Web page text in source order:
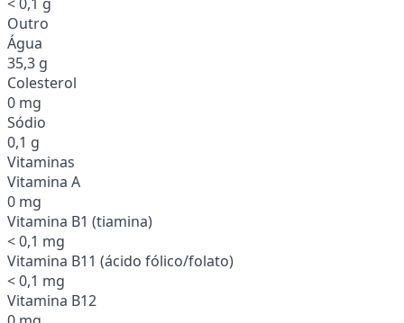
Outro
Água
35,3 g
Colesterol
0 mg
Sódio
0,1 g
Vitaminas
Vitamina A
0 mg
Vitamina B1 (tiamina)
< 0,1 mg
Vitamina B11 (ácido fólico/folato)
< 0,1 mg
Vitamina B12